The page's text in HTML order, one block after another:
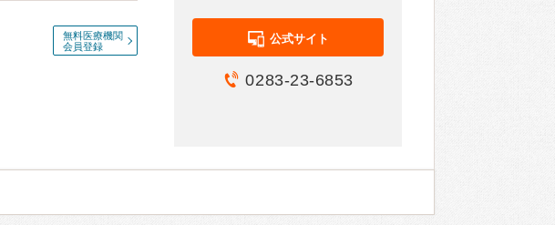
無料医療機関
会員登録
公式サイト
0283-23-6853